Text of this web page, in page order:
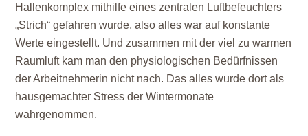
Hallenkomplex mithilfe eines zentralen Luftbefeuchters
„Strich“ gefahren wurde, also alles war auf konstante
Werte eingestellt. Und zusammen mit der viel zu warmen
Raumluft kam man den physiologischen Bedürfnissen
der Arbeitnehmerin nicht nach. Das alles wurde dort als
hausgemachter Stress der Wintermonate
wahrgenommen.